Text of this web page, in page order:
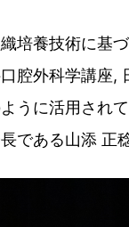
織培養技術に基
腔外科学講座,
うに活用され
である山添 正